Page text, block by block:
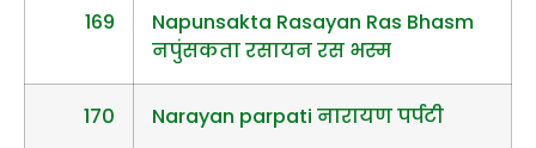
169
Napunsakta Rasayan Ras Bhasm
नपुंसकता रसायन रस भस्म
170 Narayan parpati नारायण पर्पटी